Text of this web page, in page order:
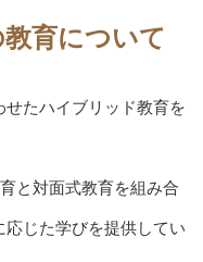
教育について
たハイブリッド教育を
と対面式教育を組み合
じた学びを提供してい